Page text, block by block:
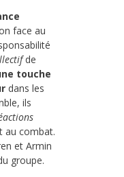
face au
de
touche
dans les
ils
au combat.
et Armin
groupe.